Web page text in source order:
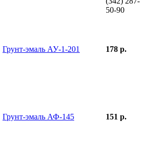
50-90
Грунт-эмаль АУ-1-201 178 р.
Грунт-эмаль АФ-145 151 р.